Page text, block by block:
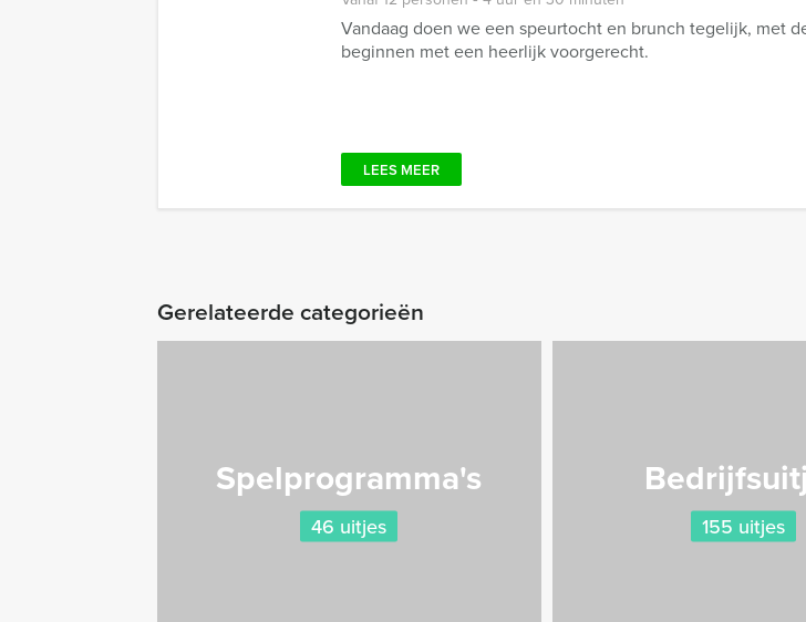
Vandaag doen we een speurtocht en brunch tegelijk, met
beginnen met een heerlijk voorgerecht.
LEES MEER
Gerelateerde categorieën
Spelprogramma's
46 uitjes 155 uitjes